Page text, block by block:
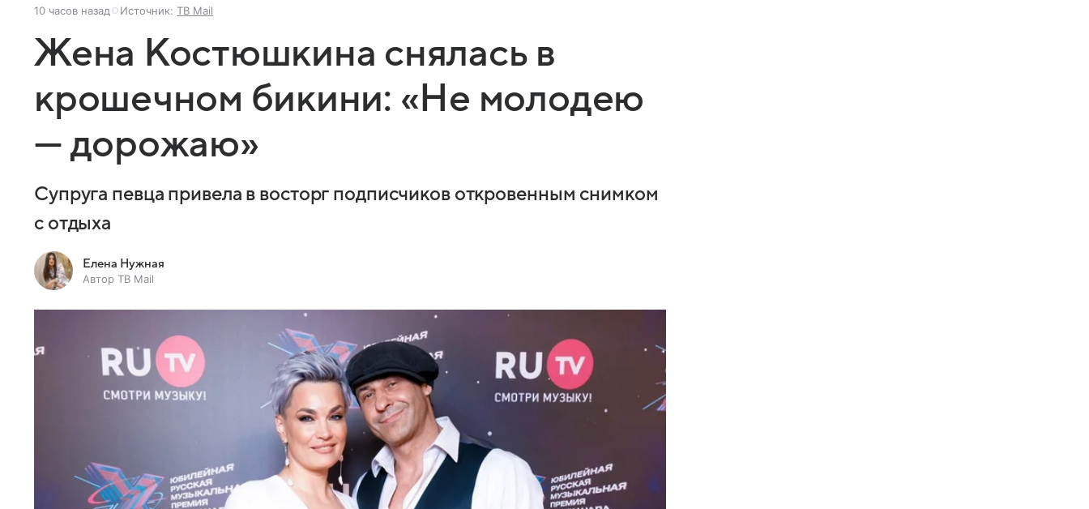
10 часов назад Источник: ТВ Mail
Жена Костюшкина снялась в
крошечном бикини: «Не молодею
— дорожаю»
Супруга певца привела в восторг подписчиков откровенным снимком
с отдыха
Елена Нужная
Автор ТВ Mail